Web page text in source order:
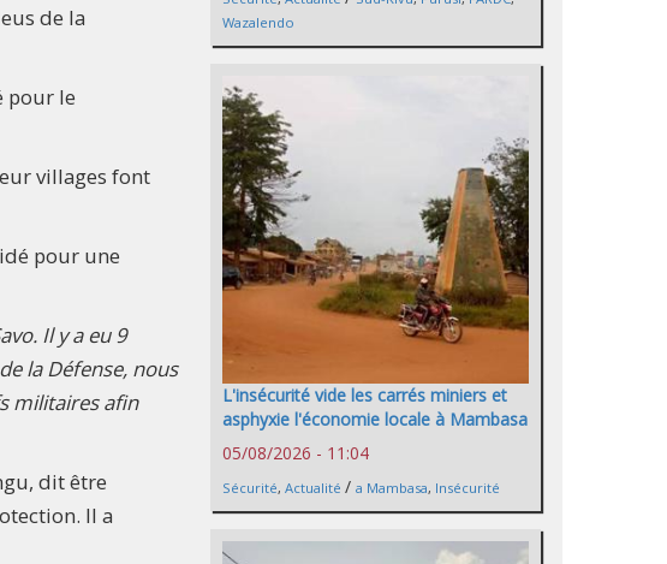
de la
pour le
villages font
pour une
Il y a eu 9
la Défense, nous
militaires afin
dit être
Il a
Wazalendo
L'insécurité vide les carrés miniers et
asphyxie l'économie locale à Mambasa
05/08/2026 - 11:04
Sécurité, Actualité / a Mambasa, Insécurité